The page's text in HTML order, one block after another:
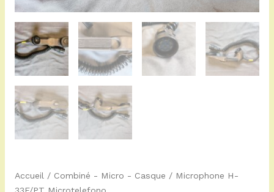
Accueil / Combiné - Micro - Casque / Microphone H-
33F/PT Microtelefono